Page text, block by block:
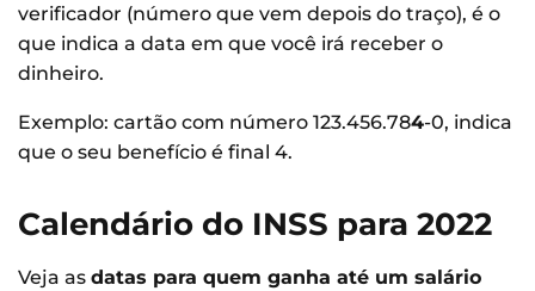
verificador (número que vem depois do traço), é o
que indica a data em que você irá receber o
dinheiro.
Exemplo: cartão com número 123.456.784-0, indica
que o seu benefício é final 4.
Calendário do INSS para 2022
Veja as datas para quem ganha até um salário